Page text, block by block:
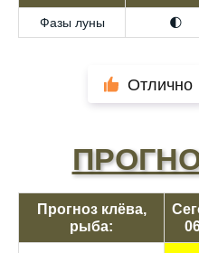
Фазы луны 🌓
Отлично
Прогноз клёва,
рыба: